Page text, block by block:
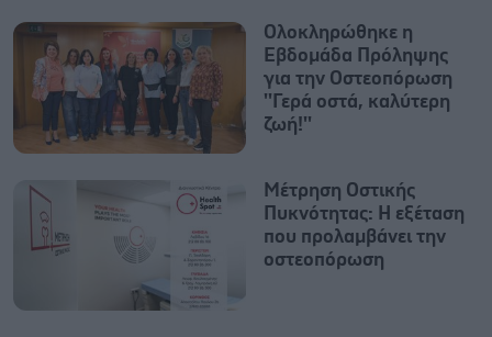
Ολοκληρώθηκε η
Εβδομάδα Πρόληψης
για την Οστεοπόρωση
''Γερά οστά, καλύτερη
ζωή!''
Μέτρηση Οστικής
Πυκνότητας: Η εξέταση
που προλαμβάνει την
οστεοπόρωση